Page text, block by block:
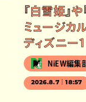
『白雪姫』
ミュージカル
ディズニー
NiEW編集
2026.8.7｜18:57